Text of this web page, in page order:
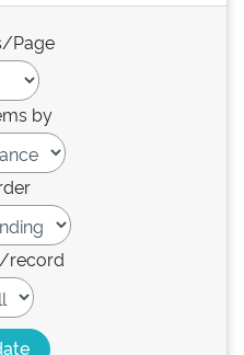
Page
by
record